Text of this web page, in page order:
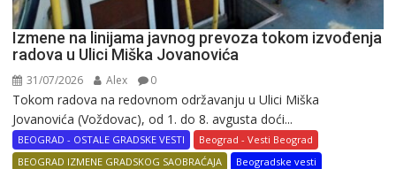
Izmene na linijama javnog prevoza tokom izvođenja
radova u Ulici Miška Jovanovića
31/07/2026 Alex 0
Tokom radova na redovnom održavanju u Ulici Miška
Jovanovića (Voždovac), od 1. do 8. avgusta doći...
BEOGRAD - OSTALE GRADSKE VESTI
Beograd - Vesti Beograd
BEOGRAD IZMENE GRADSKOG SAOBRAĆAJA
Beogradske vesti